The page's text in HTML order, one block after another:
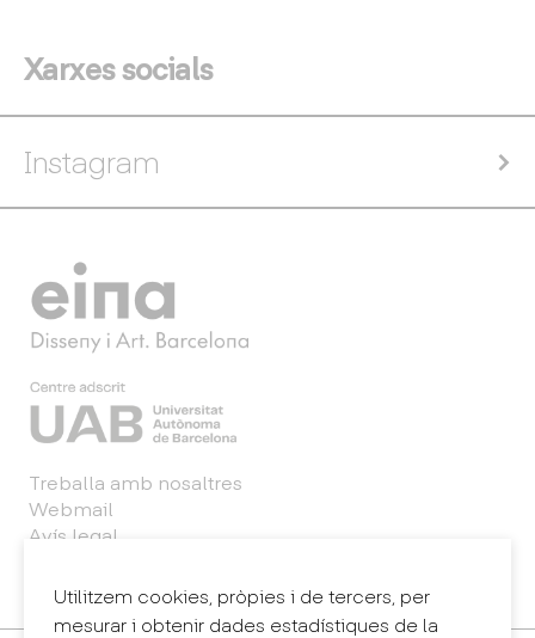
Xarxes socials
Instagram
Utilitzem cookies, pròpies i de tercers, per
mesurar i obtenir dades estadístiques de la
Treballa amb nosaltres
Webmail
Avís legal
Sintema intern d'informació (canal de denúncies)